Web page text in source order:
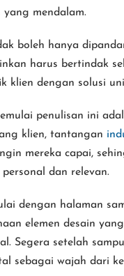
yang mendalam.
boleh hanya
harus bertindak
klien dengan solusi
penulisan ini
klien, tantangan
mereka capai,
dan relevan.
dengan halaman
elemen desain
Segera setelah
sebagai wajah dari